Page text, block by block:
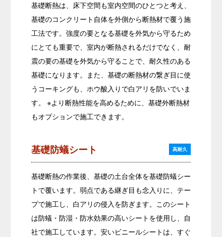
基礎断熱は、床下空間も室内空間のひとつと考え、
基礎のコンクリート自体を外側から断熱材で覆う施
工法です。強度の要となる基礎を外気から守るため
にとても重要で、室内が断熱されるだけでなく、耐
震の要の基礎を外気から守ることで、耐久性のある
基礎になります。また、基礎の断熱材の繋ぎ目に使
うコーキングも、ホウ酸入りで白アリを防いでいま
す。 ※より断熱性能を高めるために、基礎外断熱材
もオプションで施工できます。
基礎防蟻シート 高耐久
基礎断熱の作業後、基礎の土台全体を基礎防蟻シー
トで覆います。弱点である継ぎ目も念入りに、テー
プで施工し、白アリの侵入を防ぎます。このシート
は防蟻・防湿・防水効果の高いシートを使用し、自
社で施工しています。安いビニールシートは、すぐ